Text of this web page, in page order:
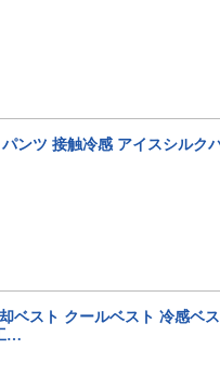
ンツ 接触冷感 アイスシルク
スト クールベスト 冷感ベ
…